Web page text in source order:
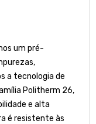
um pré-
a tecnologia de
Politherm 26,
e alta
é resistente às